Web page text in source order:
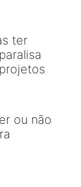
ter
ou não